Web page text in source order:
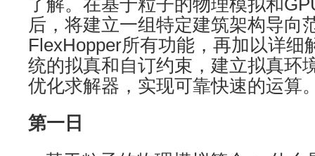
了解。在基于粒子的物理模拟和
后，将建立一组特定建筑架构导向
FlexHopper所有功能，再加以详细
统的拟真和自订约束，建立拟真环
优化求解器，实现可靠快速的运算
第一日